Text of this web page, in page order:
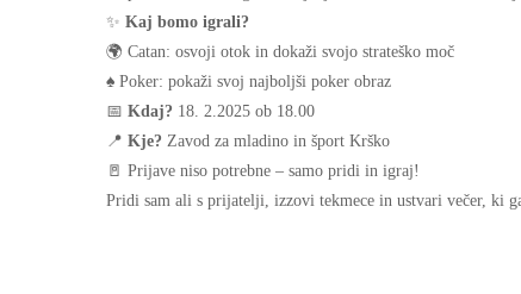
✨ Kaj bomo igrali?
🌍 Catan: osvoji otok in dokaži svojo strateško moč
♠️ Poker: pokaži svoj najboljši poker obraz
📅 Kdaj? 18. 2.2025 ob 18.00
📍 Kje? Zavod za mladino in šport Krško
🚪 Prijave niso potrebne – samo pridi in igraj!
Pridi sam ali s prijatelji, izzovi tekmece in ustvari večer, ki